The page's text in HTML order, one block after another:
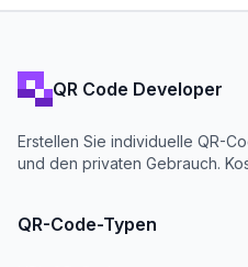
QR Code Developer
Erstellen Sie individuelle QR-
und den privaten Gebrauch.
QR-Code-Typen